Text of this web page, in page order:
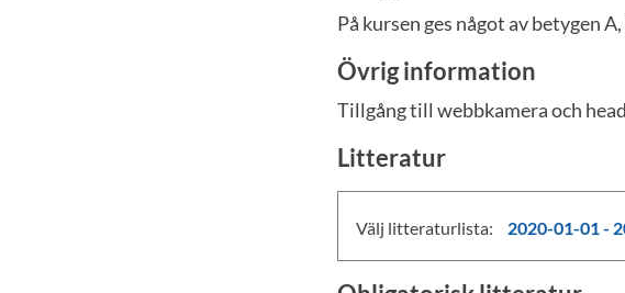
På kursen ges något av betygen
Övrig information
Tillgång till webbkamera och
Litteratur
Välj litteraturlista: 2020-01-01 -